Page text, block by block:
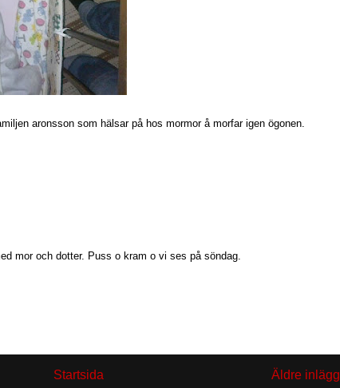
aronsson som hälsar på hos mormor å morfar igen ögonen.
mor och dotter. Puss o kram o vi ses på söndag.
Äldre inlägg
Startsida